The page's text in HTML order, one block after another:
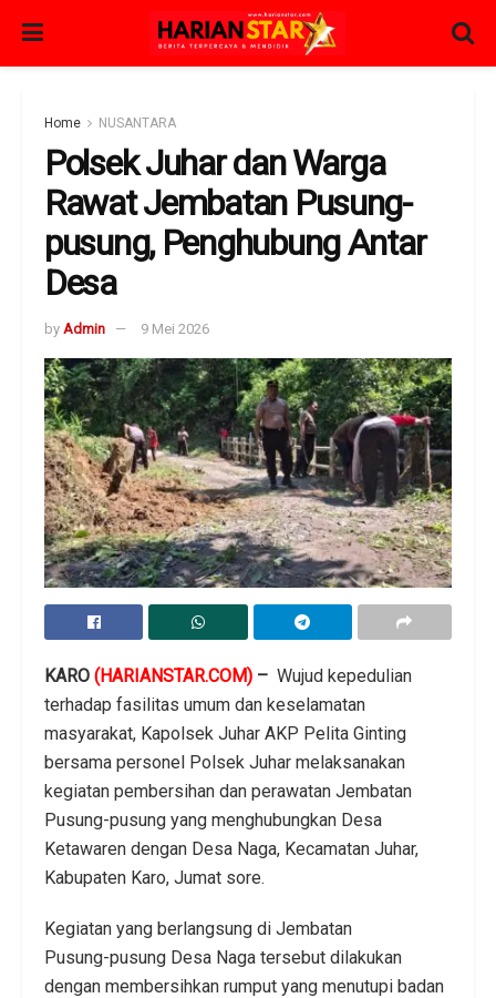
Home NUSANTARA
Polsek Juhar dan Warga
Rawat Jembatan Pusung-
pusung, Penghubung Antar
Desa
by Admin 9 Mei 2026
KARO (HARIANSTAR.COM) – Wujud kepedulian
terhadap fasilitas umum dan keselamatan
masyarakat, Kapolsek Juhar AKP Pelita Ginting
bersama personel Polsek Juhar melaksanakan
kegiatan pembersihan dan perawatan Jembatan
Pusung-pusung yang menghubungkan Desa
Ketawaren dengan Desa Naga, Kecamatan Juhar,
Kabupaten Karo, Jumat sore.
Kegiatan yang berlangsung di Jembatan
Pusung-pusung Desa Naga tersebut dilakukan
dengan membersihkan rumput yang menutupi badan